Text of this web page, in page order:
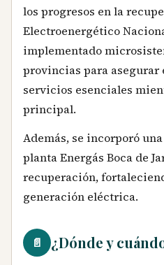
los progresos en la
Electroenergético
implementado
provincias para asegurar
servicios esenciales
principal.
Además, se incorporó
planta Energás Boca de
recuperación,
generación eléctrica.
📄 ¿Dónde y